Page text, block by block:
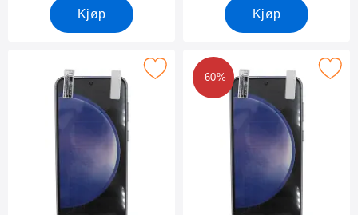
Kjøp Kjøp
Samsung Galaxy S23 FE 5G som favoritt
-60%
Merk 6-pakning Skjermbeskyttelse